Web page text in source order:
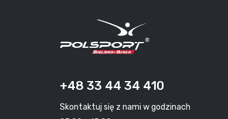
+48 33 44 34 410
Skontaktuj się z nami w godzinach